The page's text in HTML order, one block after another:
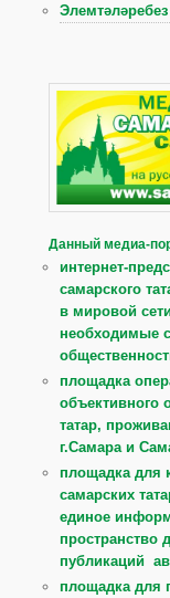
Данный медиа-
интернет-
самарского
в мировой
необходимые
площадка
объективного
татар,
г.Самара и
площадка для
самарских
единое
пространство
публикаций
площадка для